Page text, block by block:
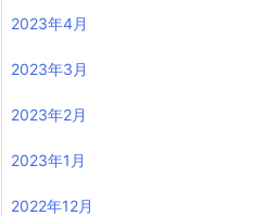
2023年4月
2023年3月
2023年2月
2023年1月
2022年12月